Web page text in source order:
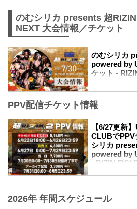
のむシリカ presents 超
NEXT 大会情報／チケット
のむシリカ
powered by
ケット -
【7/5更新】開
しました。
【6/16更新】
超RIZIN.2
時間が以下に
変更前：7月
MOVIE
PPV配信チケット情報
【6/27更新
CLUBでPPV
シリカ
powered by
- RIZIN
にて開催され
RIZIN.2
2026年 年間スケジュール